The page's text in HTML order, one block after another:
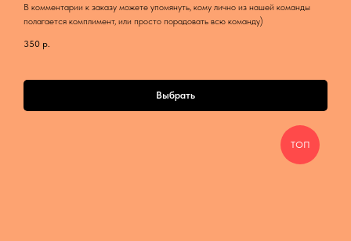
В комментарии к заказу можете упомянуть, кому лично из нашей команды
полагается комплимент, или просто порадовать всю команду)
350 р.
Выбрать
ТОП